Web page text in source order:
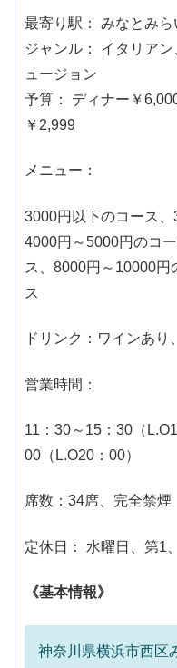
最寄り駅： みなとみら
ジャンル： イタリア
ュージョン
予算： ディナー￥
￥2,999
メニュー：
3000円以下のコース、
4000円～5000円のコ
ス、8000円～10000円
ス
ドリンク：ワインあり
営業時間：
11：30～15：30（
00（L.O20：00）
席数：34席、完全禁煙
定休日： 水曜日、第1
《基本情報》
神奈川県横浜市西区